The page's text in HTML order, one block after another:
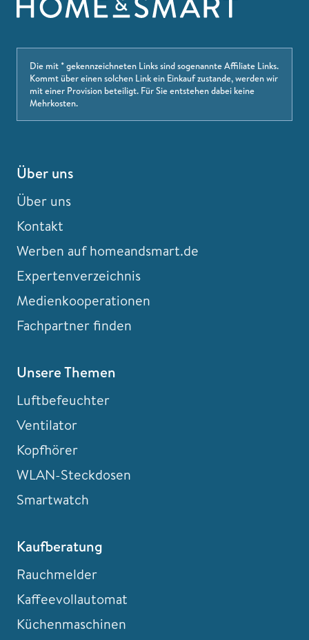
Die mit * gekennzeichneten Links sind sogenannte Affiliate Links.
Kommt über einen solchen Link ein Einkauf zustande, werden wir
mit einer Provision beteiligt. Für Sie entstehen dabei keine
Mehrkosten.
Über uns
Über uns
Kontakt
Werben auf homeandsmart.de
Expertenverzeichnis
Medienkooperationen
Fachpartner finden
Unsere Themen
Luftbefeuchter
Ventilator
Kopfhörer
WLAN-Steckdosen
Smartwatch
Kaufberatung
Rauchmelder
Kaffeevollautomat
Küchenmaschinen